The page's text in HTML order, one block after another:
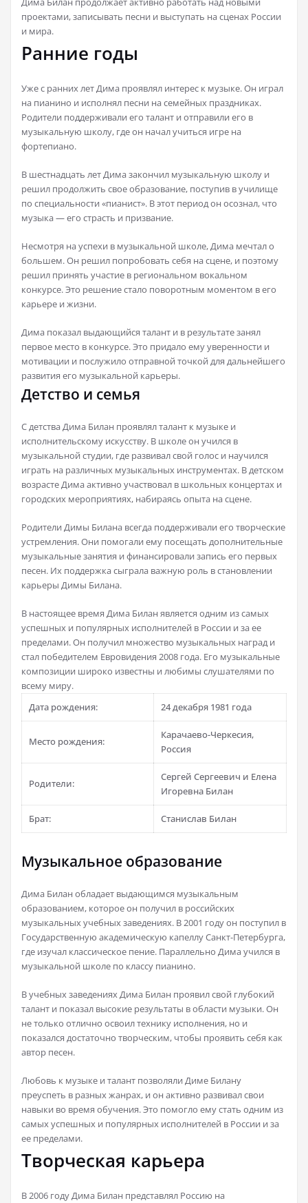
проектами, записывать песни и выступать на сценах России
и мира.
Ранние годы
Уже с ранних лет Дима проявлял интерес к музыке. Он играл
на пианино и исполнял песни на семейных праздниках.
Родители поддерживали его талант и отправили его в
музыкальную школу, где он начал учиться игре на
фортепиано.
В шестнадцать лет Дима закончил музыкальную школу и
решил продолжить свое образование, поступив в училище
по специальности «пианист». В этот период он осознал, что
музыка — его страсть и призвание.
Несмотря на успехи в музыкальной школе, Дима мечтал о
большем. Он решил попробовать себя на сцене, и поэтому
решил принять участие в региональном вокальном
конкурсе. Это решение стало поворотным моментом в его
карьере и жизни.
Дима показал выдающийся талант и в результате занял
первое место в конкурсе. Это придало ему уверенности и
мотивации и послужило отправной точкой для дальнейшего
развития его музыкальной карьеры.
Детство и семья
С детства Дима Билан проявлял талант к музыке и
исполнительскому искусству. В школе он учился в
музыкальной студии, где развивал свой голос и научился
играть на различных музыкальных инструментах. В детском
возрасте Дима активно участвовал в школьных концертах и
городских мероприятиях, набираясь опыта на сцене.
Родители Димы Билана всегда поддерживали его творческие
устремления. Они помогали ему посещать дополнительные
музыкальные занятия и финансировали запись его первых
песен. Их поддержка сыграла важную роль в становлении
карьеры Димы Билана.
В настоящее время Дима Билан является одним из самых
успешных и популярных исполнителей в России и за ее
пределами. Он получил множество музыкальных наград и
стал победителем Евровидения 2008 года. Его музыкальные
композиции широко известны и любимы слушателями по
всему миру.
Дата рождения:
24 декабря 1981 года
Место рождения:
Карачаево-Черкесия,
Россия
Родители:
Сергей Сергеевич и Елена
Игоревна Билан
Брат: Станислав Билан
Музыкальное образование
Дима Билан обладает выдающимся музыкальным
образованием, которое он получил в российских
музыкальных учебных заведениях. В 2001 году он поступил в
Государственную академическую капеллу Санкт-Петербурга,
где изучал классическое пение. Параллельно Дима учился в
музыкальной школе по классу пианино.
В учебных заведениях Дима Билан проявил свой глубокий
талант и показал высокие результаты в области музыки. Он
не только отлично освоил технику исполнения, но и
показался достаточно творческим, чтобы проявить себя как
автор песен.
Любовь к музыке и талант позволяли Диме Билану
преуспеть в разных жанрах, и он активно развивал свои
навыки во время обучения. Это помогло ему стать одним из
самых успешных и популярных исполнителей в России и за
ее пределами.
Творческая карьера
В 2006 году Дима Билан представлял Россию на